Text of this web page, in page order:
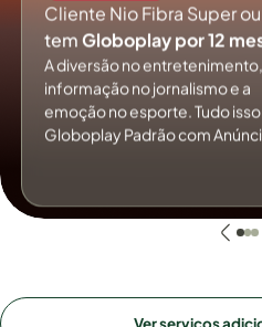
Cliente Nio Fibra Super
temGloboplay por 12
A diversão no
informação no jornalismo e a
emoção no esporte. Tudo
Globoplay Padrão com
Ver serviços